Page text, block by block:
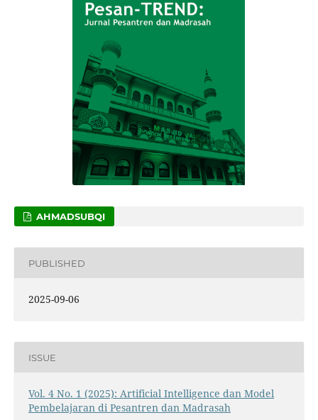
AHMADSUBQI
PUBLISHED
2025-09-06
ISSUE
Vol. 4 No. 1 (2025): Artificial Intelligence dan Model
Pembelajaran di Pesantren dan Madrasah